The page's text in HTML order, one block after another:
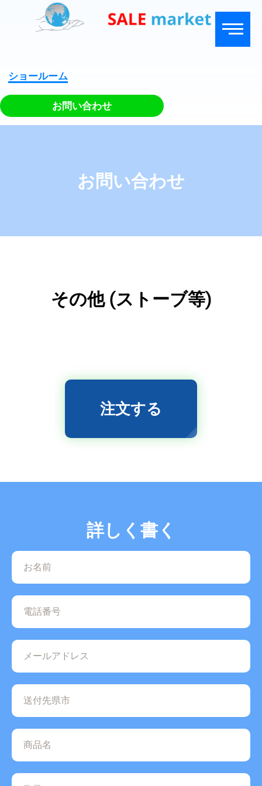
お問い合わせ
お問い合わせ
その他 (ストーブ等)
注文する
詳しく書く